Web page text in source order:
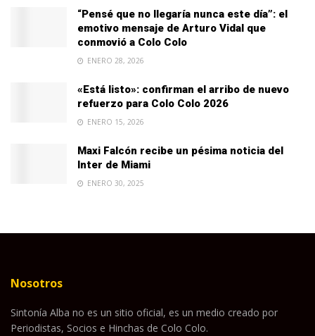
“Pensé que no llegaría nunca este día”: el
emotivo mensaje de Arturo Vidal que
conmovió a Colo Colo
ENERO 28, 2026
«Está listo»: confirman el arribo de nuevo
refuerzo para Colo Colo 2026
ENERO 15, 2026
Maxi Falcón recibe un pésima noticia del
Inter de Miami
ENERO 30, 2025
Nosotros
Sintonía Alba no es un sitio oficial, es un medio creado por
Periodistas, Socios e Hinchas de Colo Colo.